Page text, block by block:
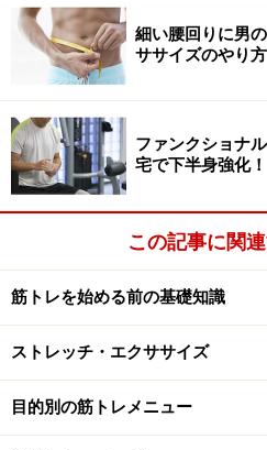
細い腰回りに男
ササイズのやり方
ファンクショナ
宅で下半身強化！
この記事に関
筋トレを始める前の基礎知識
ストレッチ・エクササイズ
目的別の筋トレメニュー